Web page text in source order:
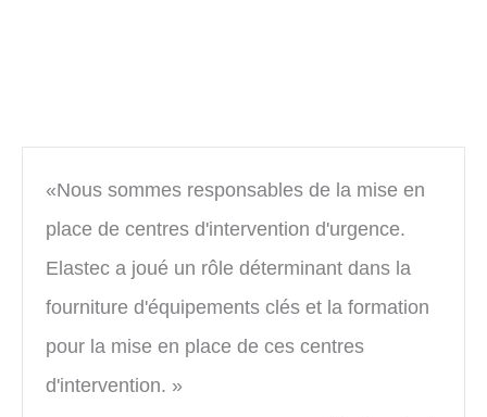
«Nous sommes responsables de la mise en
place de centres d'intervention d'urgence.
Elastec a joué un rôle déterminant dans la
fourniture d'équipements clés et la formation
pour la mise en place de ces centres
d'intervention. »